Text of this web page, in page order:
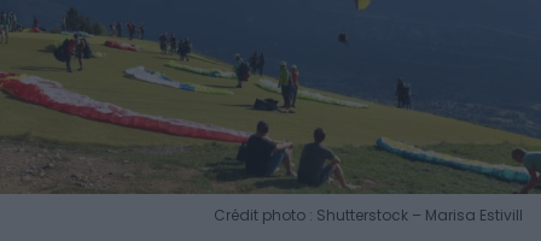
Crédit photo : Shutterstock – Marisa Estivill